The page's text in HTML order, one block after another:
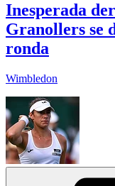
Inesperada
Granollers se
ronda
Wimbledon